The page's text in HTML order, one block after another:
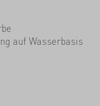
auf Wasserbasis